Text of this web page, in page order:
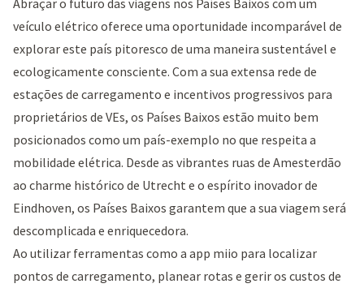
Abraçar o futuro das viagens nos Países Baixos com um
veículo elétrico oferece uma oportunidade incomparável de
explorar este país pitoresco de uma maneira sustentável e
ecologicamente consciente. Com a sua extensa rede de
estações de carregamento e incentivos progressivos para
proprietários de VEs, os Países Baixos estão muito bem
posicionados como um país-exemplo no que respeita a
mobilidade elétrica. Desde as vibrantes ruas de Amesterdão
ao charme histórico de Utrecht e o espírito inovador de
Eindhoven, os Países Baixos garantem que a sua viagem será
descomplicada e enriquecedora.
Ao utilizar ferramentas como a app miio para localizar
pontos de carregamento, planear rotas e gerir os custos de